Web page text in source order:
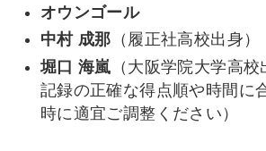
オウンゴール
中村 成那 （履正社高校出身）
堀口 海嵐 （大阪学院大学高
記録の正確な得点順や時間に
時に適宜ご調整ください）